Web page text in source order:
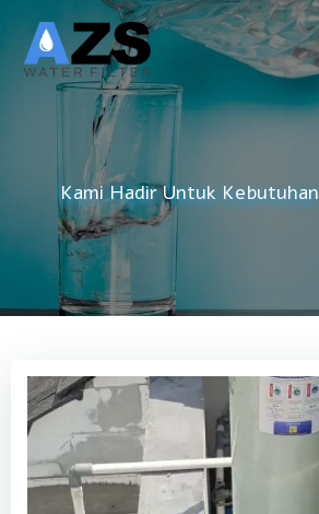
Skip
to
content
Kami Hadir Untuk Kebutuhan